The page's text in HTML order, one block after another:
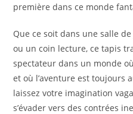
première dans ce monde
Que ce soit dans une salle
ou un coin lecture, ce tapis
spectateur dans un monde
et où l’aventure est toujours
laissez votre imagination
s’évader vers des contrées